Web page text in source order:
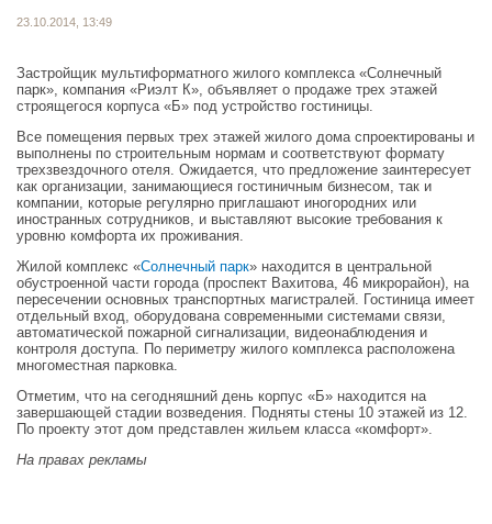
23.10.2014, 13:49
Застройщик мультиформатного жилого комплекса «Солнечный
парк», компания «Риэлт К», объявляет о продаже трех этажей
строящегося корпуса «Б» под устройство гостиницы.
Все помещения первых трех этажей жилого дома спроектированы и
выполнены по строительным нормам и соответствуют формату
трехзвездочного отеля. Ожидается, что предложение заинтересует
как организации, занимающиеся гостиничным бизнесом, так и
компании, которые регулярно приглашают иногородних или
иностранных сотрудников, и выставляют высокие требования к
уровню комфорта их проживания.
Жилой комплекс «Солнечный парк» находится в центральной
обустроенной части города (проспект Вахитова, 46 микрорайон), на
пересечении основных транспортных магистралей. Гостиница имеет
отдельный вход, оборудована современными системами связи,
автоматической пожарной сигнализации, видеонаблюдения и
контроля доступа. По периметру жилого комплекса расположена
многоместная парковка.
Отметим, что на сегодняшний день корпус «Б» находится на
завершающей стадии возведения. Подняты стены 10 этажей из 12.
По проекту этот дом представлен жильем класса «комфорт».
На правах рекламы